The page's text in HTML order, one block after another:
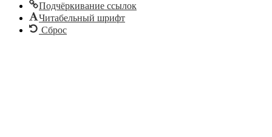
Подчёркивание ссылок
Читабельный шрифт
Сброс